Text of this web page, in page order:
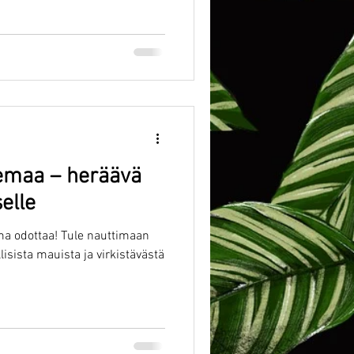
– heräävä
odottaa! Tule nauttimaan
mauista ja virkistävästä